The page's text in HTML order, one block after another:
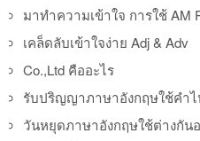
มาทำความเข้าใจ การใช้ AM
เคล็ดลับเข้าใจง่าย Adj & Adv
Co.,Ltd คืออะไร
รับปริญญาภาษาอังกฤษใช้คำ
วันหยุดภาษาอังกฤษใช้ต่างกัน